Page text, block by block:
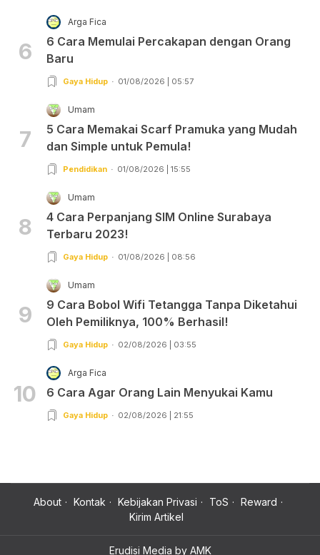
6
Arga Fica
6 Cara Memulai Percakapan dengan Orang
Baru
Gaya Hidup 01/08/2026 | 05:57
7
Umam
5 Cara Memakai Scarf Pramuka yang Mudah
dan Simple untuk Pemula!
Pendidikan 01/08/2026 | 15:55
8
Umam
4 Cara Perpanjang SIM Online Surabaya
Terbaru 2023!
Gaya Hidup 01/08/2026 | 08:56
9
Umam
9 Cara Bobol Wifi Tetangga Tanpa Diketahui
Oleh Pemiliknya, 100% Berhasil!
Gaya Hidup 02/08/2026 | 03:55
10
Arga Fica
6 Cara Agar Orang Lain Menyukai Kamu
Gaya Hidup 02/08/2026 | 21:55
About Kontak Kebijakan Privasi ToS
Reward
Kirim Artikel
Erudisi Media by AMK